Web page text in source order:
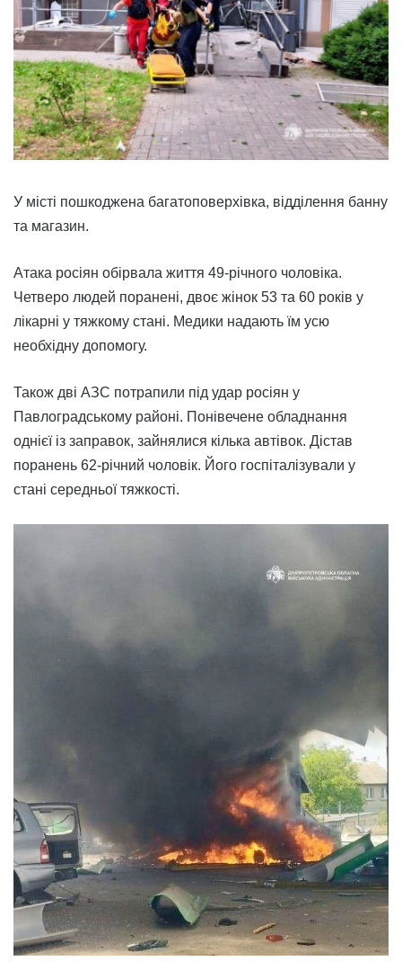
У місті пошкоджена багатоповерхівка, відділення банну
та магазин.
Атака росіян обірвала життя 49-річного чоловіка.
Четверо людей поранені, двоє жінок 53 та 60 років у
лікарні у тяжкому стані. Медики надають їм усю
необхідну допомогу.
Також дві АЗС потрапили під удар росіян у
Павлоградському районі. Понівечене обладнання
однієї із заправок, зайнялися кілька автівок. Дістав
поранень 62-річний чоловік. Його госпіталізували у
стані середньої тяжкості.